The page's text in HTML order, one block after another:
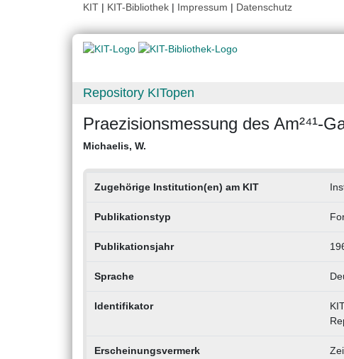
KIT | KIT-Bibliothek | Impressum | Datenschutz
Repository KITopen
Praezisionsmessung des Am²⁴¹-
Michaelis, W.
Zugehörige Institution(en) am KIT
Publikationstyp
Publikationsjahr
Sprache
Identifikator
Erscheinungsvermerk